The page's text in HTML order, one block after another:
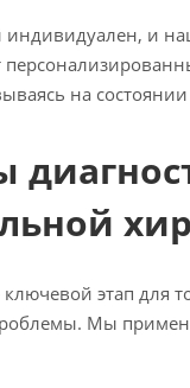
индивидуален, и
на
этап для
Мы